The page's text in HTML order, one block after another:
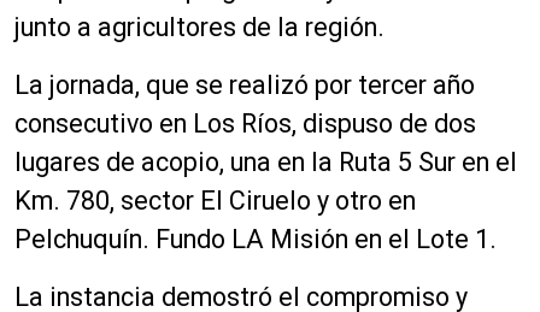
junto a agricultores de la región.
La jornada, que se realizó por tercer año
consecutivo en Los Ríos, dispuso de dos
lugares de acopio, una en la Ruta 5 Sur en el
Km. 780, sector El Ciruelo y otro en
Pelchuquín. Fundo LA Misión en el Lote 1.
La instancia demostró el compromiso y